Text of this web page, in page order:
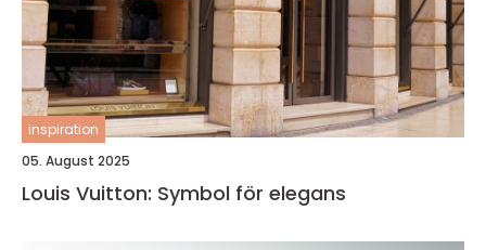
inspiration
05. August 2025
Louis Vuitton: Symbol för elegans